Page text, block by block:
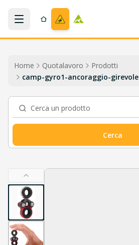
Salta al contenuto
Home Quotalavoro
Prodotti
camp-gyro1-ancoraggio-girevole
Cerca un prodotto
Cerca